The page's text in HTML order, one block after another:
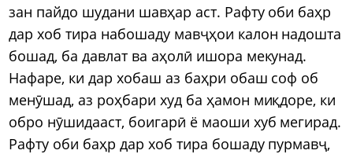
зан пайдо шудани шавҳар аст. Рафту оби баҳр
дар хоб тира набошаду мавҷҳои калон надошта
бошад, ба давлат ва аҳолӣ ишора мекунад.
Нафаре, ки дар хобаш аз баҳри обаш соф об
менӯшад, аз роҳбари худ ба ҳамон миқдоре, ки
обро нӯшидааст, боигарӣ ё маоши хуб мегирад.
Рафту оби баҳр дар хоб тира бошаду пурмавҷ,